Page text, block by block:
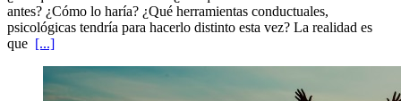
antes? ¿Cómo lo haría? ¿Qué herramientas conductuales,
psicológicas tendría para hacerlo distinto esta vez? La realidad es
que [...]